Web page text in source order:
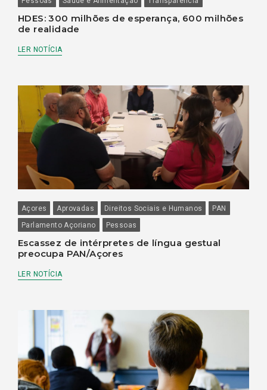
HDES: 300 milhões de esperança, 600 milhões
de realidade
LER NOTÍCIA
Açores Aprovadas Direitos Sociais e Humanos
PAN
Parlamento Açoriano
Pessoas
Escassez de intérpretes de língua gestual
preocupa PAN/Açores
LER NOTÍCIA